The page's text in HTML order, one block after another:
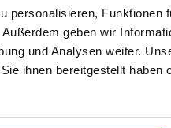
personalisieren, Funktionen
geben wir
und Analysen weiter.
ihnen bereitgestellt haben